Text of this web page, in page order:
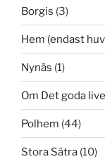
Borgis (3)
Hem (endast
Nynäs (1)
Om Det goda
Polhem (44)
Stora Sätra (10)